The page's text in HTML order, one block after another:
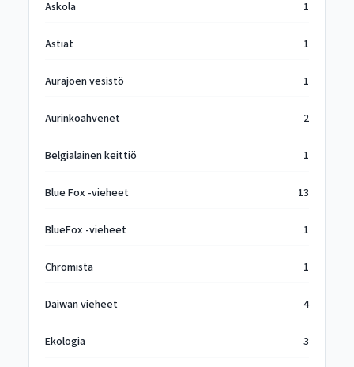
Askola 1
Astiat 1
Aurajoen vesistö 1
Aurinkoahvenet 2
Belgialainen keittiö 1
Blue Fox -vieheet 13
BlueFox -vieheet 1
Chromista 1
Daiwan vieheet 4
Ekologia 3